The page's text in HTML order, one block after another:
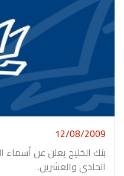
12/08/2009
بنك الخليج يعلن عن أسماء
الحادي والعشرين.